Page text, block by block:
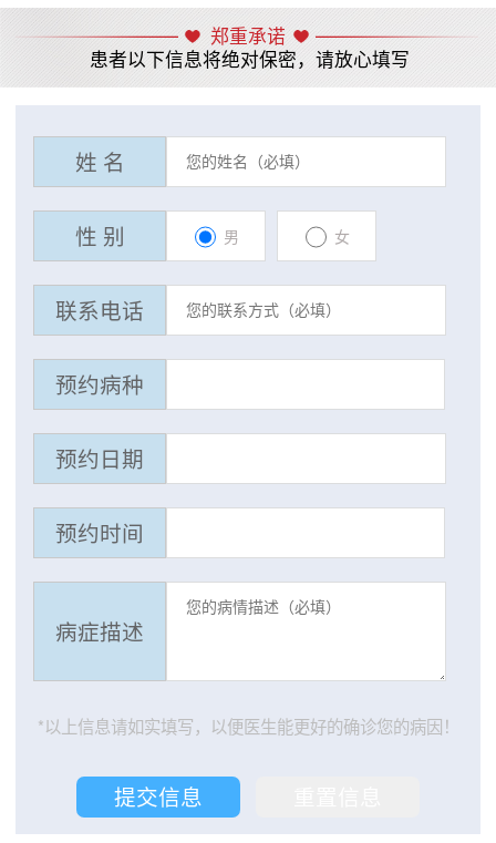
郑重承诺
患者以下信息将绝对保密，请放心填写
姓 名
性 别 男 女
联系电话
预约病种
预约日期
预约时间
病症描述
*以上信息请如实填写，以便医生能更好的确诊您的病因！